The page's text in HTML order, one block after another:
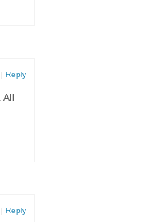
| Reply
Ali
| Reply